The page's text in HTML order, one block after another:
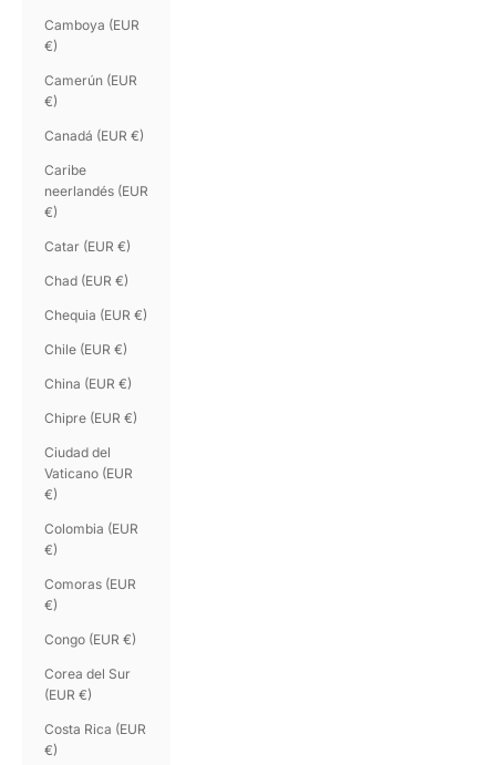
Camboya (EUR
€)
Camerún (EUR
€)
Canadá (EUR €)
Caribe
neerlandés (EUR
€)
Catar (EUR €)
Chad (EUR €)
Chequia (EUR €)
Chile (EUR €)
China (EUR €)
Chipre (EUR €)
Ciudad del
Vaticano (EUR
€)
Colombia (EUR
€)
Comoras (EUR
€)
Congo (EUR €)
Corea del Sur
(EUR €)
Costa Rica (EUR
€)